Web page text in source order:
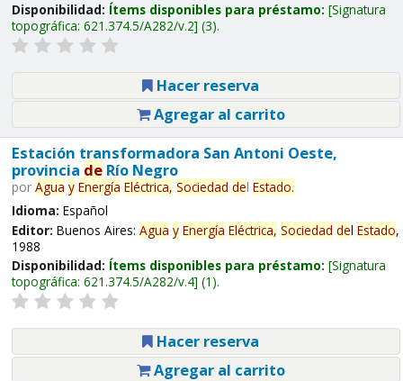
Disponibilidad: Ítems disponibles para préstamo: Signatura
topográfica: 621.374.5/A282/v.2 (3).
Hacer reserva
Agregar al carrito
Estación transformadora San Antoni Oeste,
provincia deRío Negro
por Agua y Energía Eléctrica, Sociedad del Estado.
Idioma: Español
Editor: Buenos Aires: Agua y Energía Eléctrica, Sociedad del Estado,
1988
Disponibilidad: Ítems disponibles para préstamo: Signatura
topográfica: 621.374.5/A282/v.4 (1).
Hacer reserva
Agregar al carrito